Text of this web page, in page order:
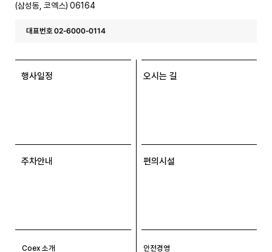
(삼성동, 코엑스) 06164
대표번호 02-6000-0114
행사일정 오시는 길
주차안내 편의시설
Coex 소개 안전경영